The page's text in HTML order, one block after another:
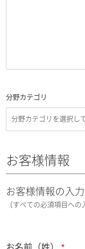
分野カテゴリ
お客様情報
お客様情報の入
（すべての必須項目への
お名前（姓）